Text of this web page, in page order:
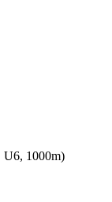
U6, 1000m)